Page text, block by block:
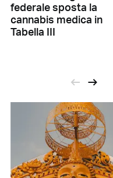
federale sposta la
cannabis medica in
Tabella III